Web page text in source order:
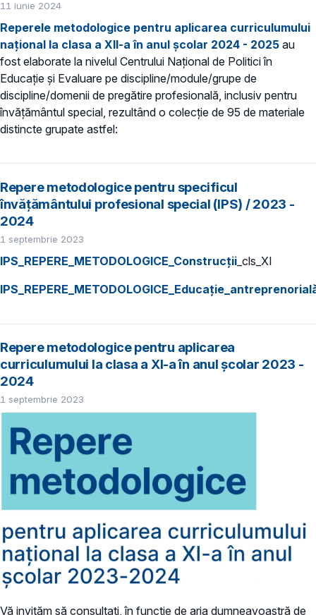
11 iunie 2024
Reperele metodologice pentru aplicarea curriculumului
național la clasa a XII-a în anul școlar 2024 - 2025 au
fost elaborate la nivelul Centrului Național de Politici în
Educație și Evaluare pe discipline/module/grupe de
discipline/domenii de pregătire profesională, inclusiv pentru
învățământul special, rezultând o colecție de 95 de materiale
distincte grupate astfel:
Repere metodologice pentru specificul
învățământului profesional special (IPS) / 2023 -
2024
1 septembrie 2023
IPS_REPERE_METODOLOGICE_Construcții _cls_XI
Repere metodologice pentru aplicarea
curriculumului la clasa a XI-a în anul școlar 2023 -
2024
1 septembrie 2023
Vă invităm să consultați, în funcție de aria dumneavoastră de